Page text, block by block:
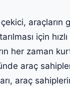
araçların
için
her zaman
araç
araç